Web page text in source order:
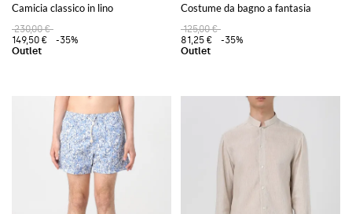
Camicia classico in lino
230,00 €
149,50 €
-35%
Costume da bagno a fantasia
125,00 €
81,25 €
-35%